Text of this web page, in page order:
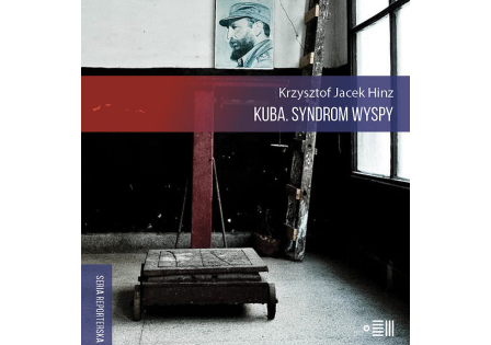
opowieść o Kubie w dniu, w którym
obudził go telewizyjny komunikat, że
oto został wrogiem rewolucji.
Paszkwilancki wstępniak o polskim
dyplomacie napisał w „Granmie” sam
Fidel… Kuba. Syndrom wyspy to
reporterska książka o wyspie Fidela […]
44.00 zł 22.00zł
KSIĄŻKA DO KOSZYKA